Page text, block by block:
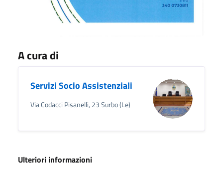
A cura di
Servizi Socio Assistenziali
Via Codacci Pisanelli, 23 Surbo (Le)
Ulteriori informazioni